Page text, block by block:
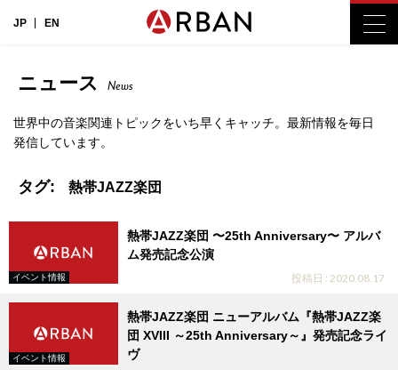
JP EN
ニュース News
世界中の音楽関連トピックをいち早くキャッチ。最新情報を毎日
発信しています。
タグ: 熱帯JAZZ楽団
イベント情報
熱帯JAZZ楽団 〜25th Anniversary〜 アルバ
ム発売記念公演
投稿日 : 2020.08.17
イベント情報
熱帯JAZZ楽団 ニューアルバム『熱帯JAZZ楽
団 XVIII ～25th Anniversary～』発売記念ライ
ヴ